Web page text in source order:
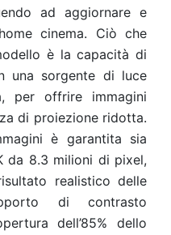
ad aggiornare e
cinema. Ciò che
è la capacità di
una sorgente di luce
per offrire immagini
di proiezione ridotta.
è garantita sia
da 8.3 milioni di pixel,
realistico delle
di contrasto
dell’85% dello